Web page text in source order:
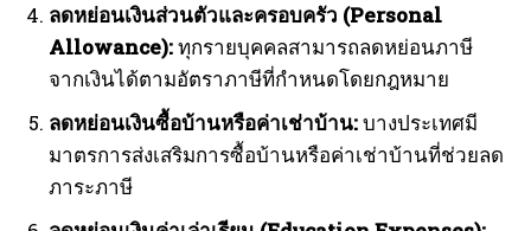
ลดหย่อนเงินส่วนตัวและครอบครัว (Personal
Allowance):ทุกรายบุคคลสามารถลดหย่อนภาษี
จากเงินได้ตามอัตราภาษีที่กำหนดโดยกฎหมาย
ลดหย่อนเงินซื้อบ้านหรือค่าเช่าบ้าน:บางประเทศมี
มาตรการส่งเสริมการซื้อบ้านหรือค่าเช่าบ้านที่ช่วยลด
ภาระภาษี